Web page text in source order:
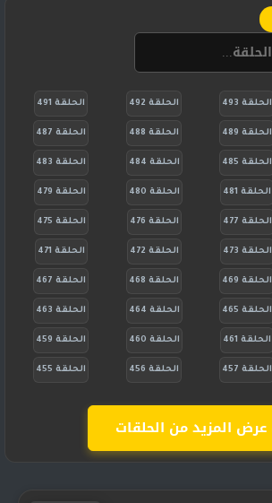
الحلقة 493 الحلقة 492 الحلقة 491
الحلقة 489 الحلقة 488 الحلقة 487
الحلقة 485 الحلقة 484 الحلقة 483
الحلقة 481 الحلقة 480 الحلقة 479
الحلقة 477 الحلقة 476 الحلقة 475
الحلقة 473 الحلقة 472 الحلقة 471
الحلقة 469 الحلقة 468 الحلقة 467
الحلقة 465 الحلقة 464 الحلقة 463
الحلقة 461 الحلقة 460 الحلقة 459
الحلقة 457 الحلقة 456 الحلقة 455
عرض المزيد من الحلقات